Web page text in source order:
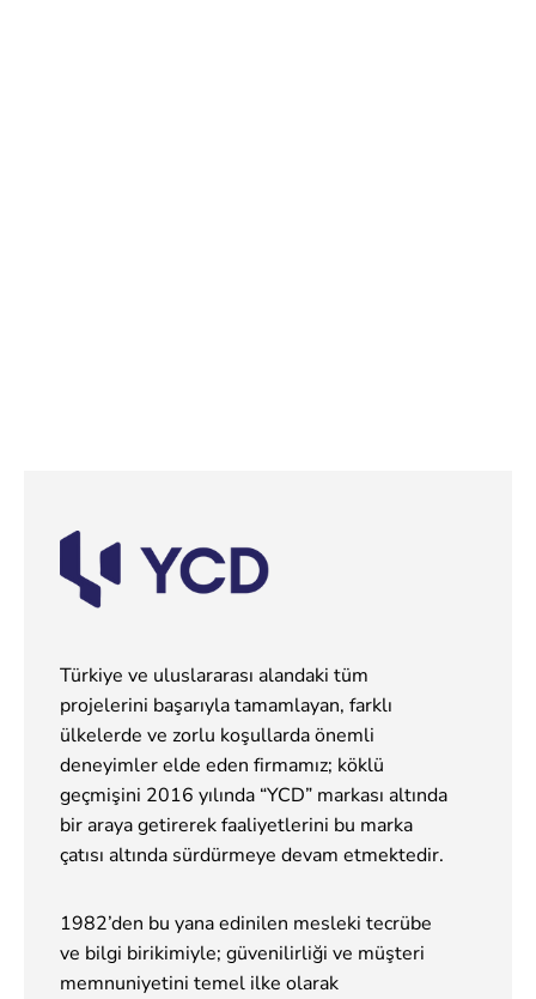
Türkiye ve uluslararası alandaki tüm
projelerini başarıyla tamamlayan, farklı
ülkelerde ve zorlu koşullarda önemli
deneyimler elde eden firmamız; köklü
geçmişini 2016 yılında “YCD” markası altında
bir araya getirerek faaliyetlerini bu marka
çatısı altında sürdürmeye devam etmektedir.
1982’den bu yana edinilen mesleki tecrübe
ve bilgi birikimiyle; güvenilirliği ve müşteri
memnuniyetini temel ilke olarak